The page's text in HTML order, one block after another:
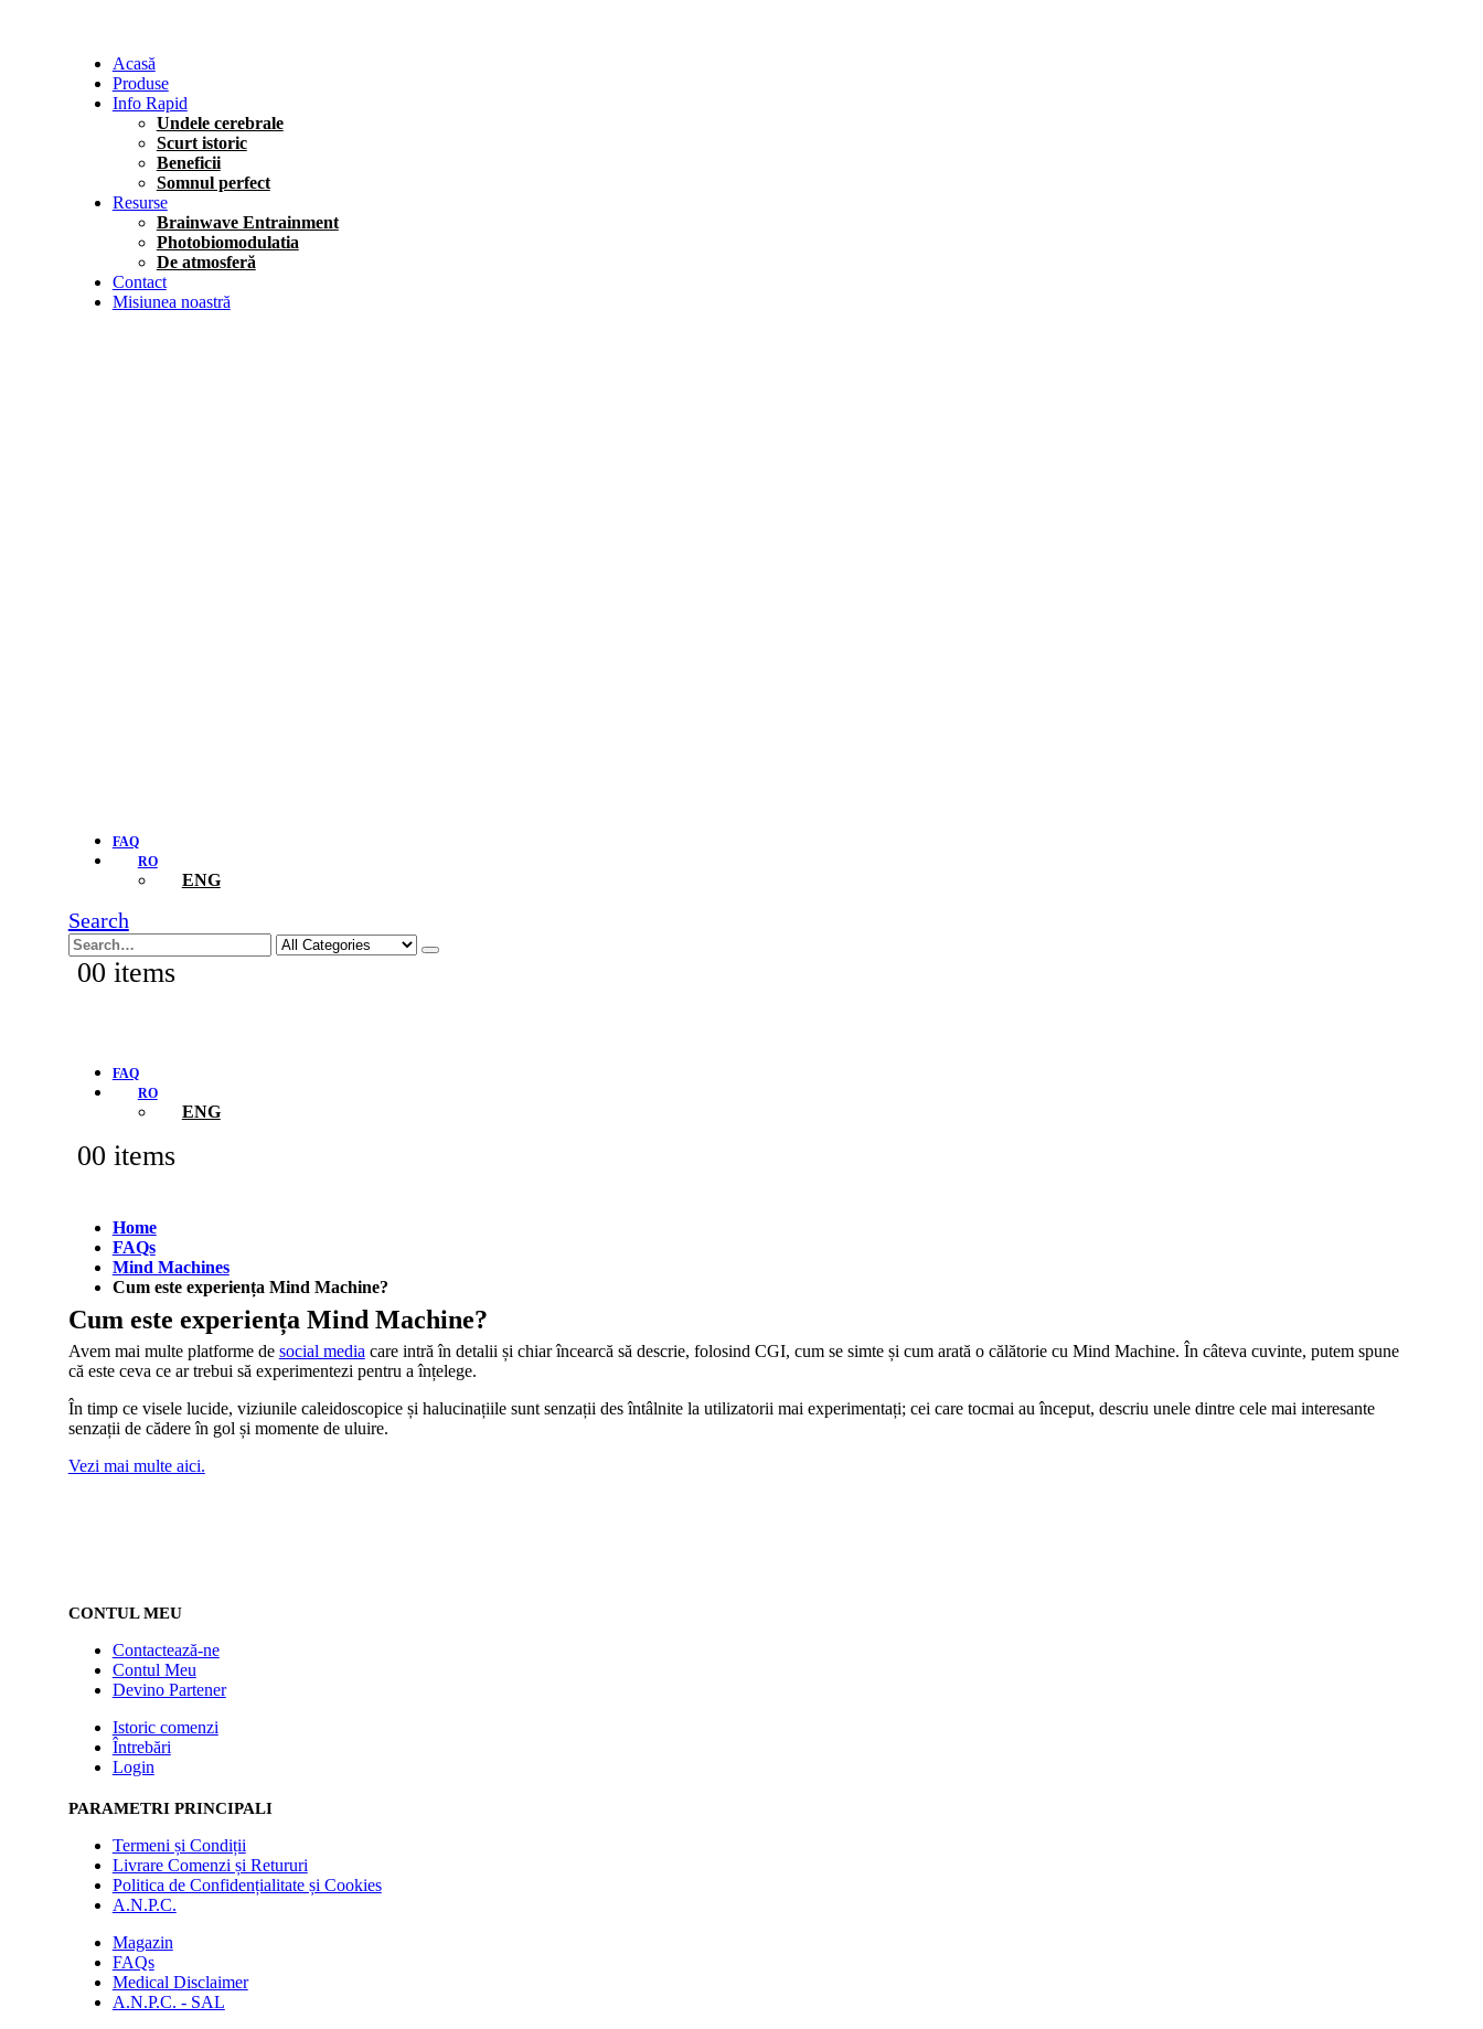
Acasă
Produse
Info Rapid
Undele cerebrale
Scurt istoric
Beneficii
Somnul perfect
Resurse
Brainwave Entrainment
Photobiomodulatia
De atmosferă
Contact
Misiunea noastră
FAQ
RO
ENG
Search
00 items
FAQ
RO
ENG
00 items
Home
FAQs
Mind Machines
Cum este experiența Mind Machine?
Cum este experiența Mind Machine?
Avem mai multe platforme de social media care intră în detalii și chiar încearcă să descrie, folosind CGI, cum se simte și cum arată o călătorie cu Mind Machine. În câteva cuvinte, putem spune
că este ceva ce ar trebui să experimentezi pentru a înțelege.
În timp ce visele lucide, viziunile caleidoscopice și halucinațiile sunt senzații des întâlnite la utilizatorii mai experimentați; cei care tocmai au început, descriu unele dintre cele mai interesante
senzații de cădere în gol și momente de uluire.
Vezi mai multe aici.
CONTUL MEU
Contactează-ne
Contul Meu
Devino Partener
Istoric comenzi
Întrebări
Login
PARAMETRI PRINCIPALI
Termeni și Condiții
Livrare Comenzi și Retururi
Politica de Confidențialitate și Cookies
A.N.P.C.
Magazin
FAQs
Medical Disclaimer
A.N.P.C. - SAL